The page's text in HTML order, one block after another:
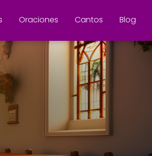
Oraciones Cantos Blog